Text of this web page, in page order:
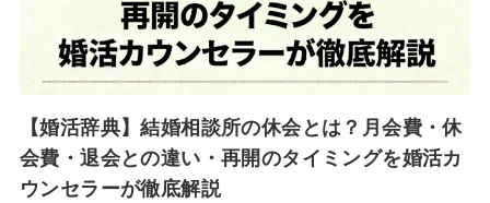
【婚活辞典】結婚相談所の休会とは？月会費・休
会費・退会との違い・再開のタイミングを婚活カ
ウンセラーが徹底解説